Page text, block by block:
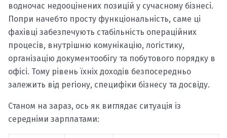
водночас недооцінених позицій у сучасному бізнесі.
Попри начебто просту функціональність, саме ці
фахівці забезпечують стабільність операційних
процесів, внутрішню комунікацію, логістику,
організацію документообігу та побутового порядку в
офісі. Тому рівень їхніх доходів безпосередньо
залежить від регіону, специфіки бізнесу та досвіду.
Станом на зараз, ось як виглядає ситуація із
середніми зарплатами: